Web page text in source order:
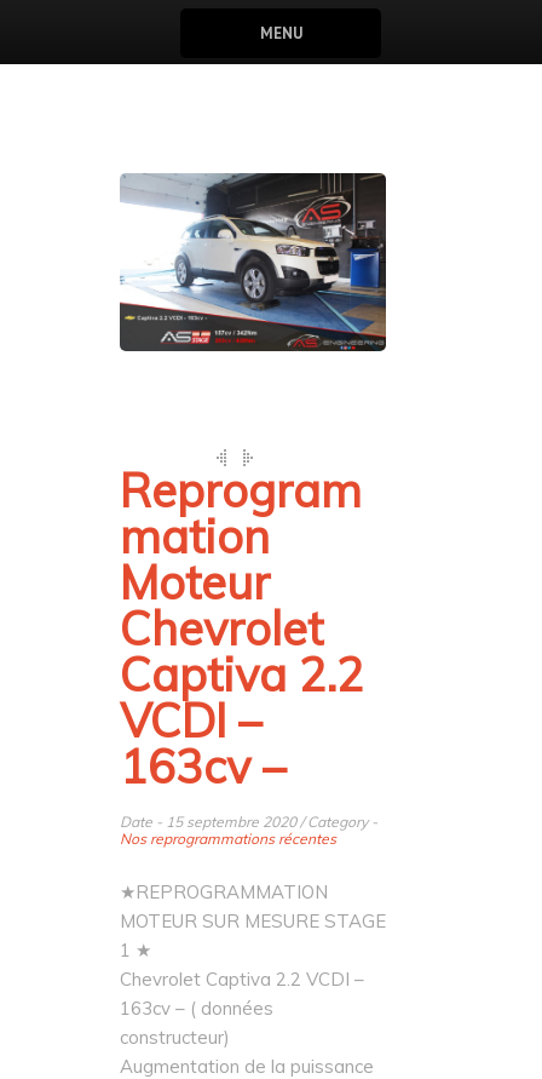
MENU
Reprogram
mation
Moteur
Chevrolet
Captiva 2.2
VCDI –
163cv –
Date - 15 septembre 2020 / Category -
Nos reprogrammations récentes
★REPROGRAMMATION
MOTEUR SUR MESURE STAGE
1 ★
Chevrolet Captiva 2.2 VCDI –
163cv – ( données
constructeur)
Augmentation de la puissance